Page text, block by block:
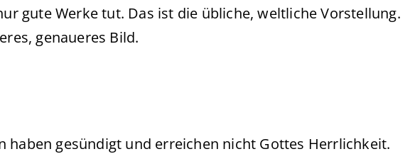
gute Werke tut. Das ist die übliche, weltliche Vorstellung.
genaueres Bild.
haben gesündigt und erreichen nicht Gottes Herrlichkeit.